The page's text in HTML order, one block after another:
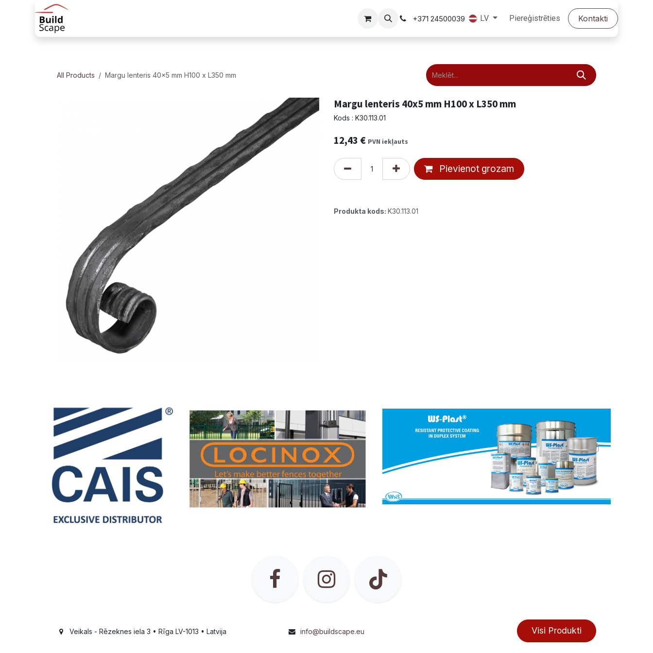
Skip to Content
+371 24500039 LV Piereģistrēties Kontakti
All Products Margu lenteris 40x5 mm H100 x L350 mm
Margu lenteris 40x5 mm H100 x L350 mm
Kods : K30.113.01
12,43 € PVN iekļauts
Pievienot grozam
Produkta kods: K30.113.01
Veikals - Rēzeknes iela 3 • Rīga LV-1013 • Latvija info@buildscape.eu Visi Produkti